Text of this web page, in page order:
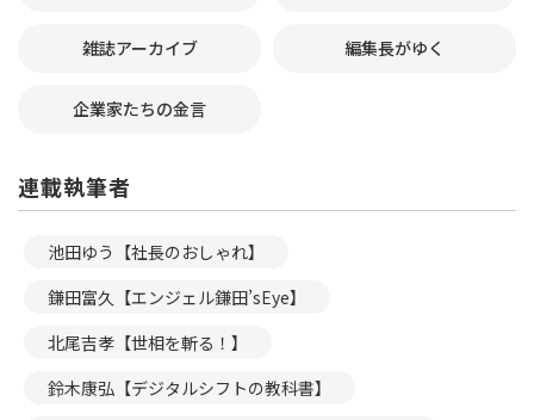
雑誌アーカイブ 編集長がゆく
企業家たちの金言
連載執筆者
池田ゆう【社長のおしゃれ】
鎌田富久【エンジェル鎌田’sEye】
北尾吉孝【世相を斬る！】
鈴木康弘【デジタルシフトの教科書】